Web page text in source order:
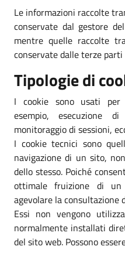
Le informazioni raccolte
conservate dal gestore
mentre quelle raccolte
conservate dalle terze parti
Tipologie di
I cookie sono usati
esempio, esecuzione
monitoraggio di sessioni,
I cookie tecnici sono
navigazione di un sito,
dello stesso. Poiché
ottimale fruizione di
agevolare la
Essi non vengono
normalmente installati
del sito web. Possono